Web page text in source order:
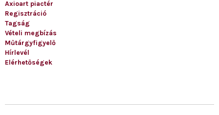
Axioart piactér
Regisztráció
Tagság
Vételi megbízás
Műtárgyfigyelő
Hírlevél
Elérhetőségek